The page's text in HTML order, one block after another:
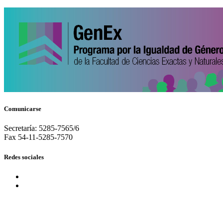
Comunicarse
Secretaría: 5285-7565/6
Fax 54-11-5285-7570
Redes sociales